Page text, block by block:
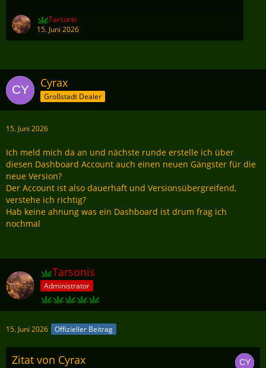
Das Dashboard wird künftig der zentrale Einstiegspunkt
für THC sein. Darüber laufen Account, Login, Welten,
Gangster-Verknüpfungen, Archiv, Hall of Fame und
Wichtig für euch:
* Der Dashboard-Account ist dauerhaft.
* Der Accountname kann aktuell nicht selbst geändert
werden.
* Der Accountname…
Tarsonis
15. Juni 2026
Cyrax
Großstadt Dealer
15. Juni 2026
Ich meld mich da an und nächste runde erstelle ich über
diesen Dashboard Account auch einen neuen Gängster für die
neue Version?
Der Account ist also dauerhaft und Versionsübergreifend,
verstehe ich richtig?
Hab keine ahnung was ein Dashboard ist drum frag ich
nochmal
Tarsonis
Administrator
15. Juni 2026 Offizieller Beitrag
Zitat von Cyrax